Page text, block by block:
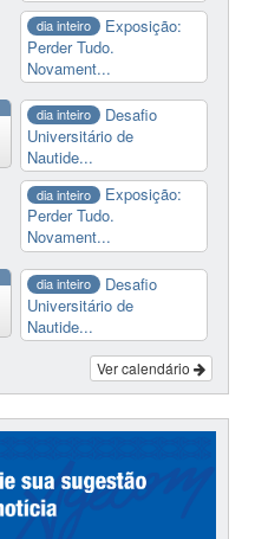
dia inteiro
Exposição:
Perder Tudo.
Novament...
dia inteiro
Desafio
Universitário de
Nautide...
dia inteiro
Exposição:
Perder Tudo.
Novament...
dia inteiro
Desafio
Universitário de
Nautide...
Ver calendário